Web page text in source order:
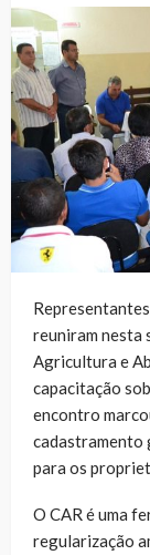
reuniram nesta
Agricultura e
capacitação
encontro
cadastramento
para os
O CAR é uma
regularização